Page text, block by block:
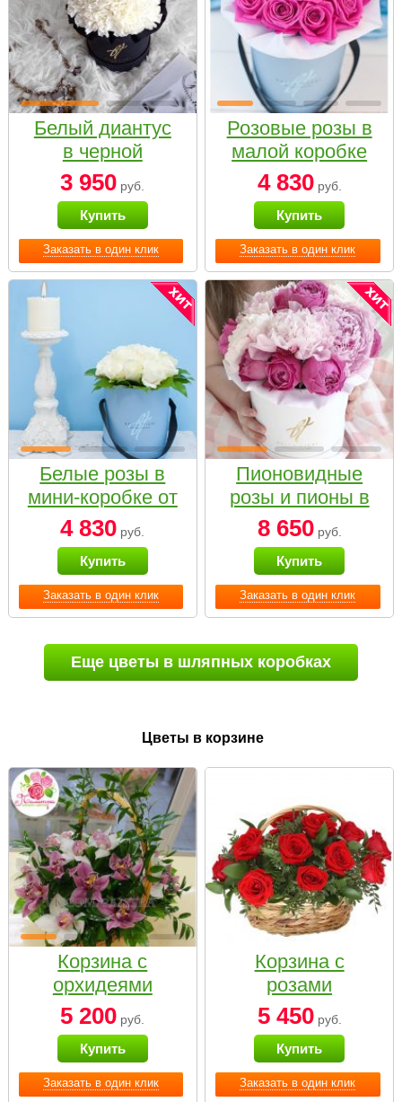
Заказать в один клик
Белый диантус
в черной
коробке Small
3 950 руб.
Купить
Заказать в один клик
Розовые розы в
малой коробке
4 830руб.
Купить
Заказать в один клик
Белые розы в
мини-коробке от
Bella Fiori
4 830 руб.
Купить
Заказать в один клик
Пионовидные
розы и пионы в
белой коробке
Small
8 650руб.
Купить
Еще цветы в шляпных коробках
Цветы в корзине
Заказать в один клик
Корзина с
орхидеями
малая
5 200 руб.
Купить
Заказать в один клик
Корзина с
розами
«Красный
Париж»
5 450руб.
Купить